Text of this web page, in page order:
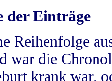
der Einträge
Reihenfolge
war die
krank war,